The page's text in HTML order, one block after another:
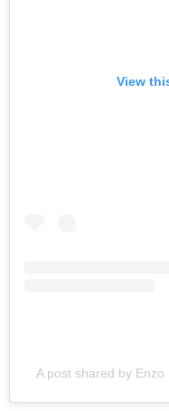
View
A post shared by